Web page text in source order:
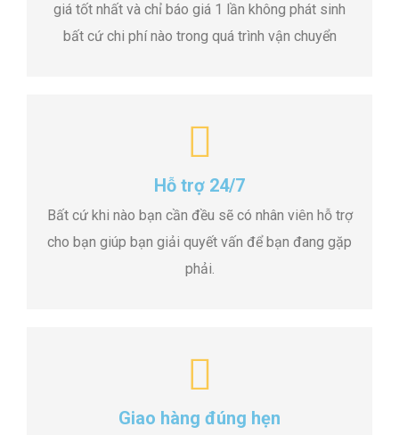
giá tốt nhất và chỉ báo giá 1 lần không phát sinh
bất cứ chi phí nào trong quá trình vận chuyển
Hỗ trợ 24/7
Bất cứ khi nào bạn cần đều sẽ có nhân viên hỗ trợ
cho bạn giúp bạn giải quyết vấn để bạn đang gặp
phải.
Giao hàng đúng hẹn